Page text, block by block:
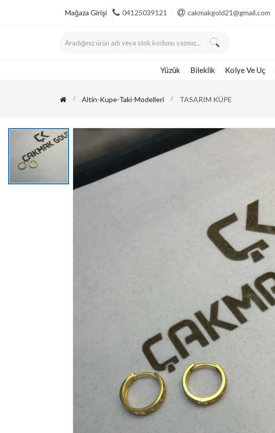
Mağaza Girişi 04125039121 cakmakgold21@gmail.com
Yüzük Bileklik Kolye Ve Uç
Altin-Kupe-Taki-Modelleri TASARIM KÜPE